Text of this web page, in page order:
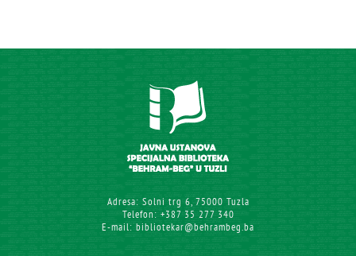
Adresa: Solni trg 6, 75000 Tuzla
Telefon: +387 35 277 340
E-mail: bibliotekar@behrambeg.ba